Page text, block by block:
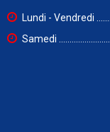
Lundi - Vendredi
Samedi